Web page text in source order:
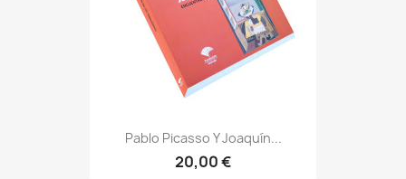
Pablo Picasso Y Joaquín...
20,00 €